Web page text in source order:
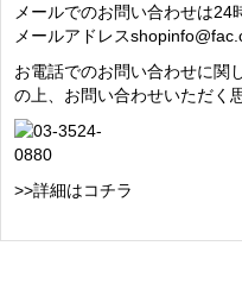
メールでのお問い合わせは24
メールアドレス
お電話でのお問い合わせに関
の上、お問い合わせいただく
>>詳細はコチラ